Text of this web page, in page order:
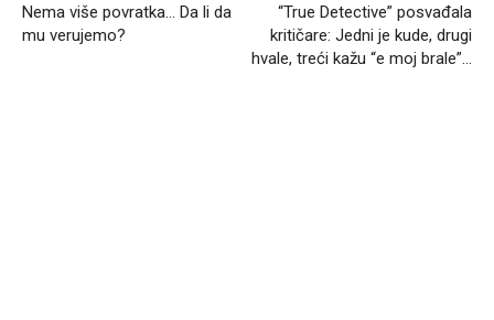
Nema više povratka… Da li da
mu verujemo?
“True Detective” posvađala
kritičare: Jedni je kude, drugi
hvale, treći kažu “e moj brale”…